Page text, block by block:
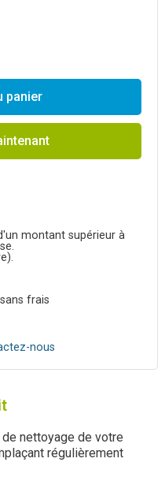
panier
montant supérieur à
frais
nous
nettoyage de votre
régulièrement